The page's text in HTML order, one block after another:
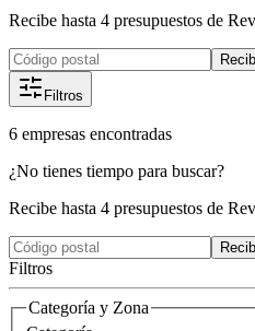
Recibe hasta 4 presupuestos de
Filtros
6 empresas encontradas
¿No tienes tiempo para buscar?
Recibe hasta 4 presupuestos de
Filtros
Categoría y Zona